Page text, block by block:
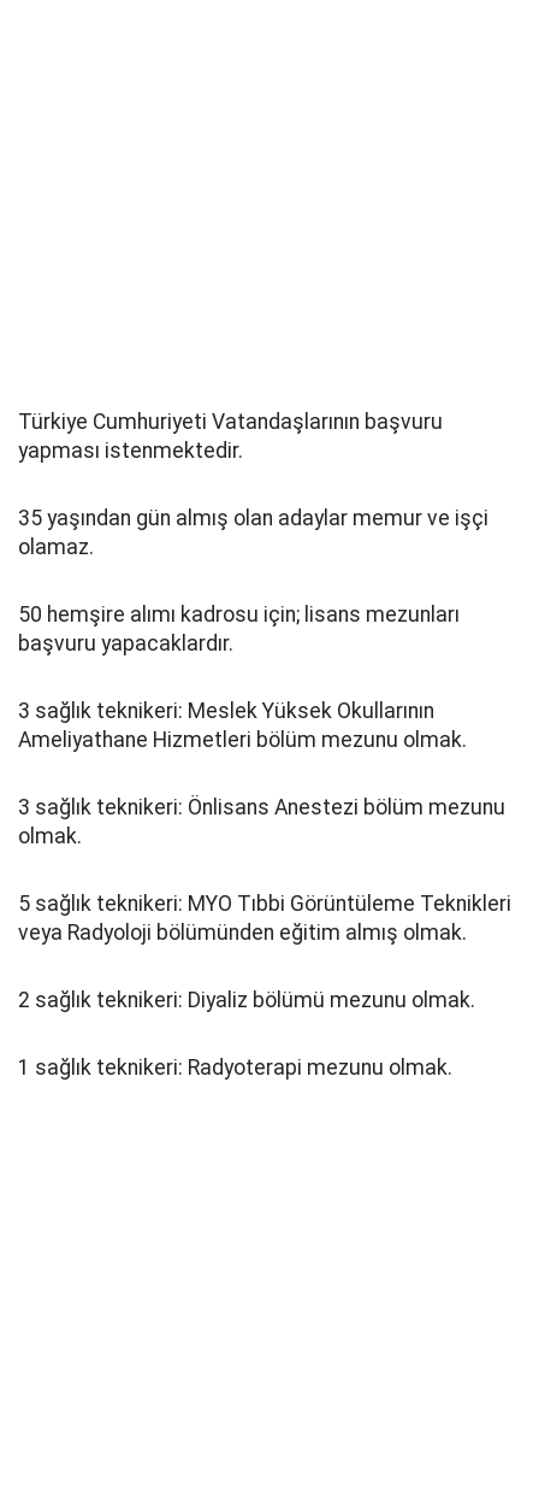
Türkiye Cumhuriyeti Vatandaşlarının başvuru
yapması istenmektedir.
35 yaşından gün almış olan adaylar memur ve işçi
olamaz.
50 hemşire alımı kadrosu için; lisans mezunları
başvuru yapacaklardır.
3 sağlık teknikeri: Meslek Yüksek Okullarının
Ameliyathane Hizmetleri bölüm mezunu olmak.
3 sağlık teknikeri: Önlisans Anestezi bölüm mezunu
olmak.
5 sağlık teknikeri: MYO Tıbbi Görüntüleme Teknikleri
veya Radyoloji bölümünden eğitim almış olmak.
2 sağlık teknikeri: Diyaliz bölümü mezunu olmak.
1 sağlık teknikeri: Radyoterapi mezunu olmak.